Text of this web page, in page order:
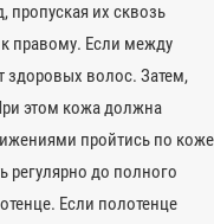
пропуская их сквозь
правому. Если между
здоровых волос. Затем,
этом кожа должна
пройтись по коже
регулярно до полного
Если полотенце